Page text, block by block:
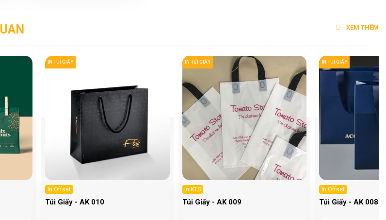
XEM THÊM
IN TÚI GIẤY
In Offset
Túi Giấy - AK 010
IN TÚI GIẤY
In KTS
Túi Giấy - AK 009
IN TÚI GIẤY
In Offset
Túi Giấy - AK 008